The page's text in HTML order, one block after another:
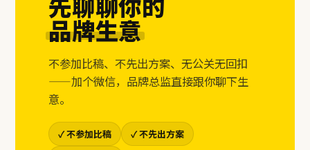
品牌生意
不参加比稿、不先出方案、无公关无回扣
——加个微信，品牌总监直接跟你聊下生
意。
✓ 不参加比稿
✓ 不先出方案